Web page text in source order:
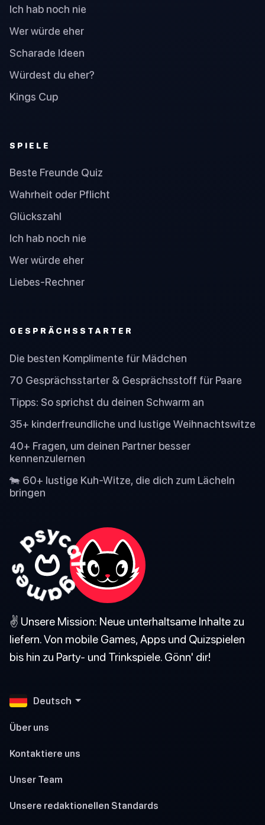
Ich hab noch nie
Wer würde eher
Scharade Ideen
Würdest du eher?
Kings Cup
SPIELE
Beste Freunde Quiz
Wahrheit oder Pflicht
Glückszahl
Ich hab noch nie
Wer würde eher
Liebes-Rechner
GESPRÄCHSSTARTER
Die besten Komplimente für Mädchen
70 Gesprächsstarter & Gesprächsstoff für Paare
Tipps: So sprichst du deinen Schwarm an
35+ kinderfreundliche und lustige Weihnachtswitze
40+ Fragen, um deinen Partner besser
kennenzulernen
🐄 60+ lustige Kuh-Witze, die dich zum Lächeln
bringen
✌️ Unsere Mission: Neue unterhaltsame Inhalte zu
liefern. Von mobile Games, Apps und Quizspielen
bis hin zu Party- und Trinkspiele. Gönn' dir!
Deutsch
Über uns
Kontaktiere uns
Unser Team
Unsere redaktionellen Standards